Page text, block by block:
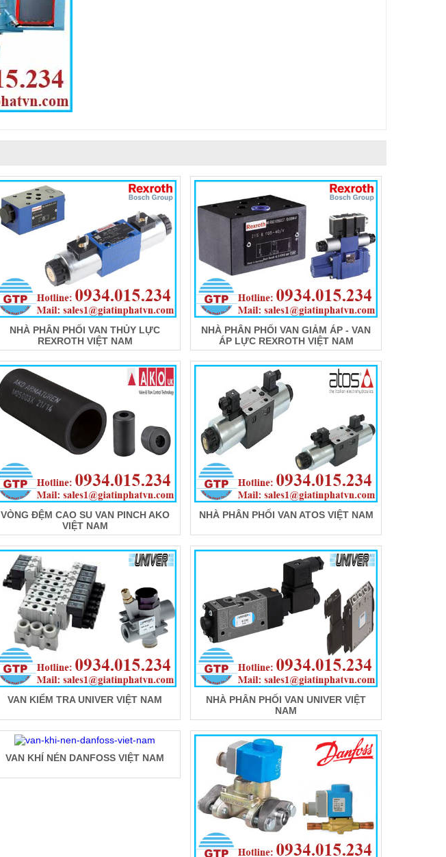
NHÀ PHÂN PHỐI VAN THỦY LỰC
REXROTH VIỆT NAM
NHÀ PHÂN PHỐI VAN GIẢM ÁP - VAN
ÁP LỰC REXROTH VIỆT NAM
VÒNG ĐỆM CAO SU VAN PINCH AKO
VIỆT NAM
NHÀ PHÂN PHỐI VAN ATOS VIỆT NAM
VAN KIỂM TRA UNIVER VIỆT NAM
NHÀ PHÂN PHỐI VAN UNIVER VIỆT
NAM
VAN KHÍ NÉN DANFOSS VIỆT NAM